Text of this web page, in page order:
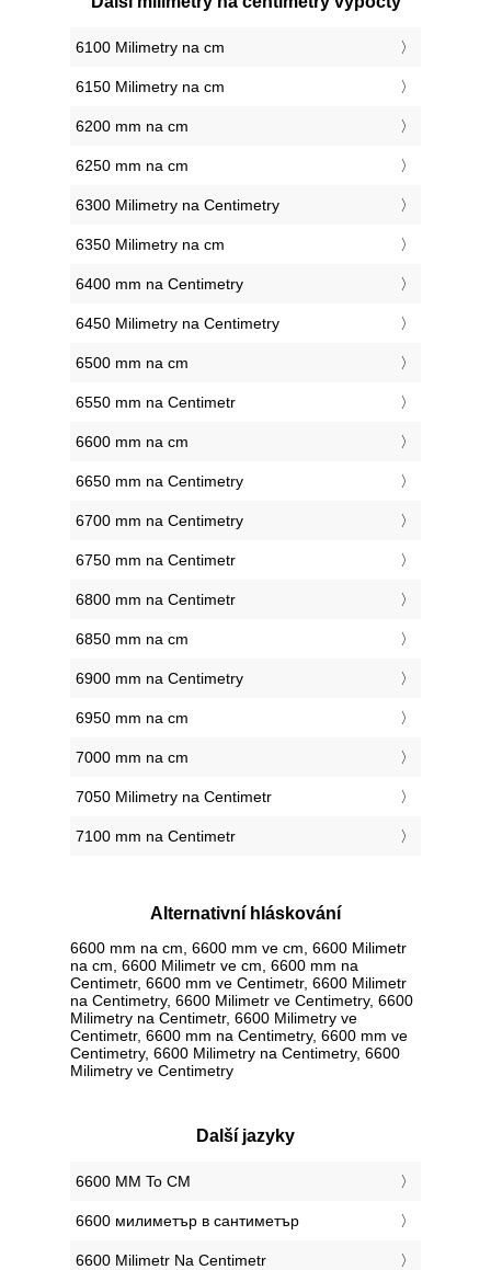
6100 Milimetry na cm
6150 Milimetry na cm
6200 mm na cm
6250 mm na cm
6300 Milimetry na Centimetry
6350 Milimetry na cm
6400 mm na Centimetry
6450 Milimetry na Centimetry
6500 mm na cm
6550 mm na Centimetr
6600 mm na cm
6650 mm na Centimetry
6700 mm na Centimetry
6750 mm na Centimetr
6800 mm na Centimetr
6850 mm na cm
6900 mm na Centimetry
6950 mm na cm
7000 mm na cm
7050 Milimetry na Centimetr
7100 mm na Centimetr
Alternativní hláskování
6600 mm na cm, 6600 mm ve cm, 6600 Milimetr
na cm, 6600 Milimetr ve cm, 6600 mm na
Centimetr, 6600 mm ve Centimetr, 6600 Milimetr
na Centimetry, 6600 Milimetr ve Centimetry, 6600
Milimetry na Centimetr, 6600 Milimetry ve
Centimetr, 6600 mm na Centimetry, 6600 mm ve
Centimetry, 6600 Milimetry na Centimetry, 6600
Milimetry ve Centimetry
Další jazyky
‎6600 MM To CM
‎6600 милиметър в сантиметър
‎6600 Milimetr Na Centimetr